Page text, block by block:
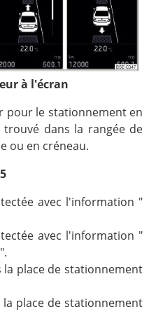
à l'écran
pour le stationnement en
dans la rangée de
ou en créneau.
avec l'information "
avec l'information "
place de stationnement
place de stationnement